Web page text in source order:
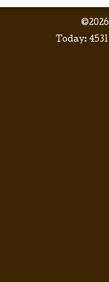
©2026
Today: 4531